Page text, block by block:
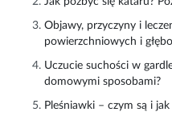
Objawy, przyczyny i
powierzchniowych i
Uczucie suchości w
domowymi sposobami?
Pleśniawki – czym są i